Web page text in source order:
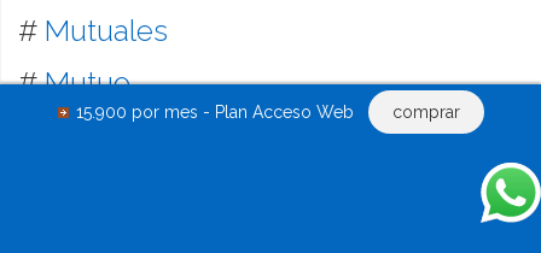
15.900 por mes - Plan Acceso Web comprar
# Mutuales
#Mutuo
Notificaciones